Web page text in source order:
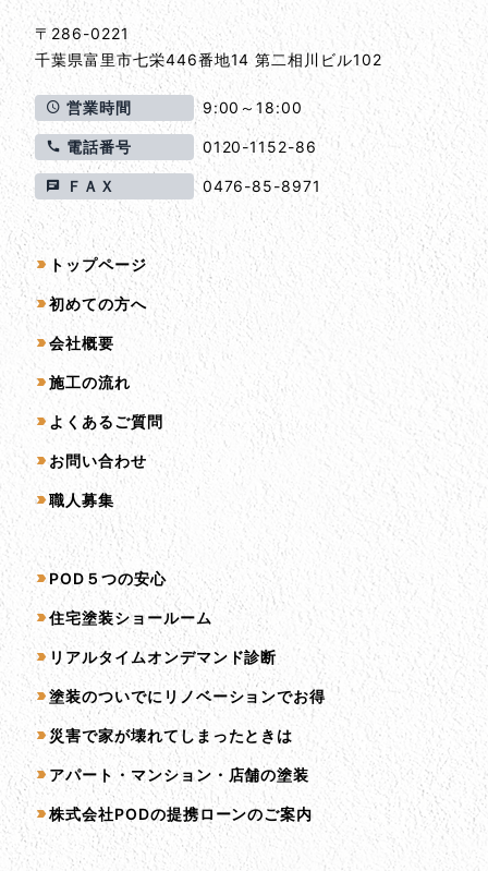
〒286-0221
千葉県富里市七栄446番地14 第二相川ビル102
営業時間 9:00～18:00
電話番号 0120-1152-86
ＦＡＸ 0476-85-8971
サイトマップ
トップページ
初めての方へ
会社概要
施工の流れ
よくあるご質問
お問い合わせ
職人募集
サービス一覧
POD５つの安心
住宅塗装ショールーム
リアルタイムオンデマンド診断
塗装のついでにリノベーションでお得
災害で家が壊れてしまったときは
アパート・マンション・店舗の塗装
株式会社PODの提携ローンのご案内